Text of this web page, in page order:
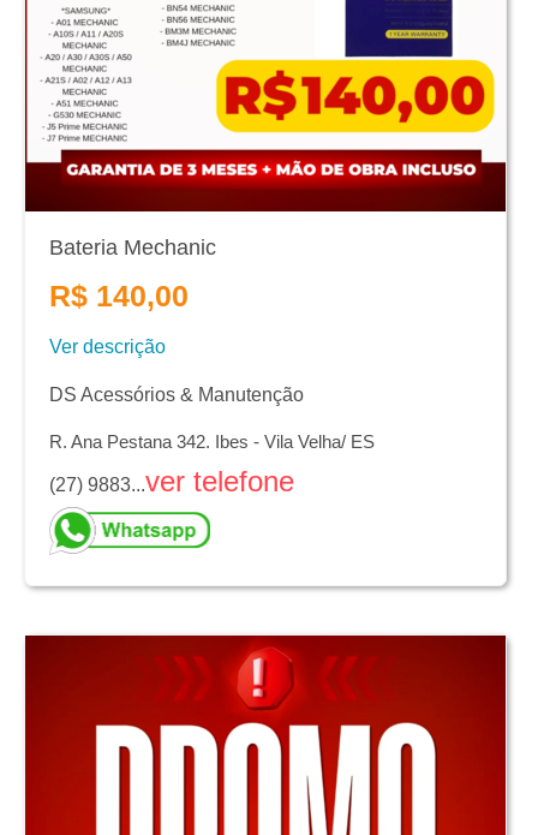
Bateria Mechanic
R$ 140,00
Ver descrição
DS Acessórios & Manutenção
R. Ana Pestana 342. Ibes - Vila Velha/ ES
(27) 9883...ver telefone